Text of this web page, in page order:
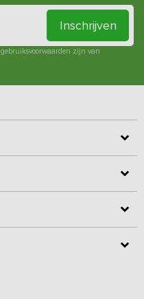
Inschrijven
gebruiksvoorwaarden zijn van